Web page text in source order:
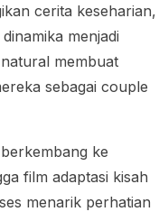
cerita keseharian,
menjadi
membuat
sebagai couple
ke
film adaptasi kisah
menarik perhatian